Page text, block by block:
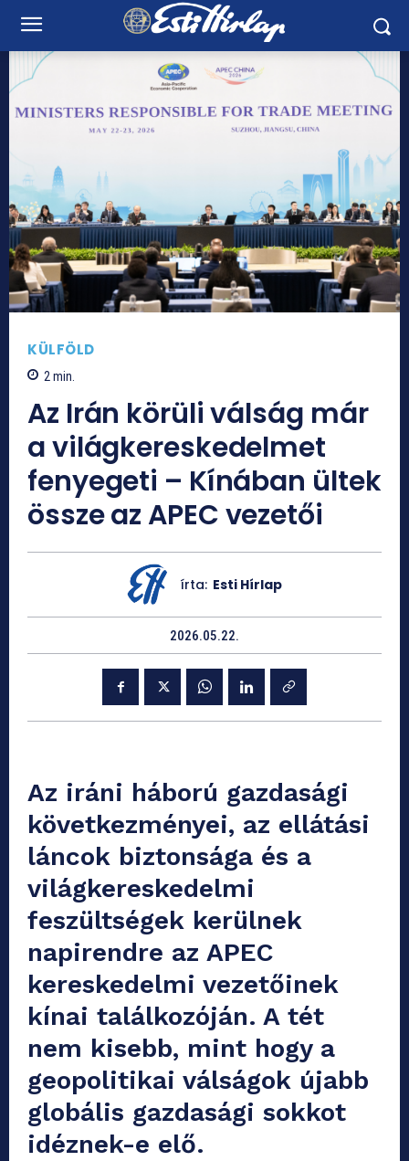
KÜLFÖLD
2 min.
Az Irán körüli válság már
a világkereskedelmet
fenyegeti – Kínában ültek
össze az APEC vezetői
írta: Esti Hírlap
2026.05.22.
Az iráni háború gazdasági
következményei, az ellátási
láncok biztonsága és a
világkereskedelmi
feszültségek kerülnek
napirendre az APEC
kereskedelmi vezetőinek
kínai találkozóján. A tét
nem kisebb, mint hogy a
geopolitikai válságok újabb
globális gazdasági sokkot
idéznek-e elő.